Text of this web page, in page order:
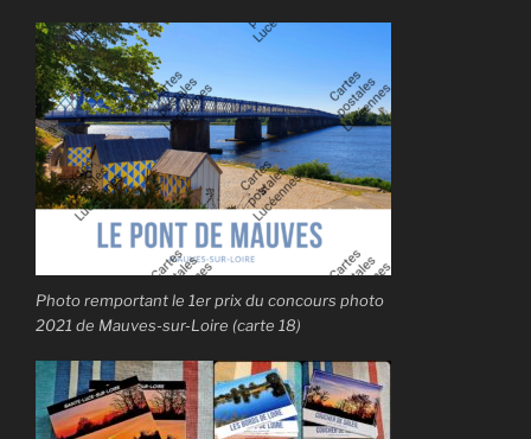
Photo remportant le 1er prix du concours photo
2021 de Mauves-sur-Loire (carte 18)